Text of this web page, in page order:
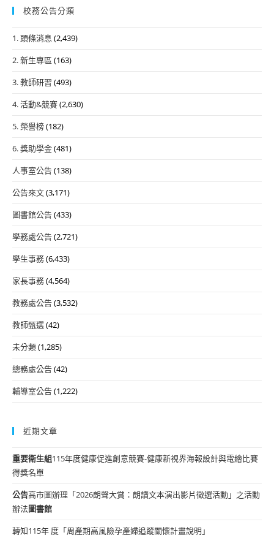
校務公告分類
1. 頭條消息 (2,439)
2. 新生專區 (163)
3. 教師研習 (493)
4. 活動&競賽(2,630)
5. 榮譽榜(182)
6. 獎助學金(481)
人事室公告(138)
公告來文(3,171)
圖書館公告(433)
學務處公告(2,721)
學生事務(6,433)
家長事務(4,564)
教務處公告(3,532)
教師甄選(42)
未分類(1,285)
總務處公告(42)
輔導室公告(1,222)
近期文章
重要衛生組115年度健康促進創意競賽-健康新視界海報設計與電繪比賽
得獎名單
公告高市圖辦理「2026朗聲大賞：朗讀文本演出影片徵選活動」之活動
辦法圖書館
轉知115年 度「周產期高風險孕產婦追蹤關懷計畫說明」